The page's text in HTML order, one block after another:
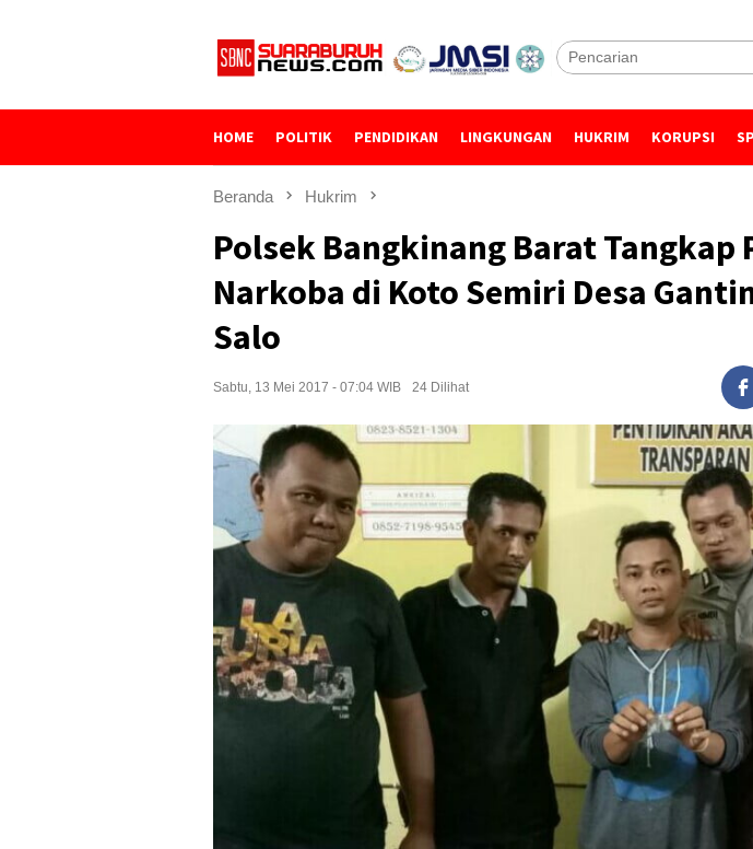
HOME POLITIK PENDIDIKAN LINGKUNGAN HUKRIM KORUPSI
Beranda Hukrim
Polsek Bangkinang Barat Tangkap
Narkoba di Koto Semiri Desa
Salo
Sabtu, 13 Mei 2017 - 07:04 WIB 24 Dilihat